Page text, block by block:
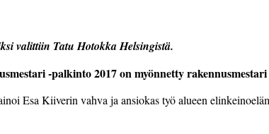
valittiin Tatu Hotokka Helsingistä.
-palkinto 2017 on myönnetty
Esa Kiiverin vahva ja ansiokas työ alueen